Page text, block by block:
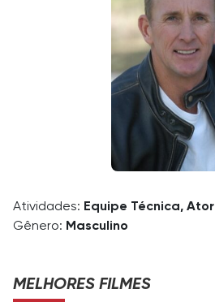
Atividades: Equipe Técnica, Ator
Gênero: Masculino
MELHORES FILMES